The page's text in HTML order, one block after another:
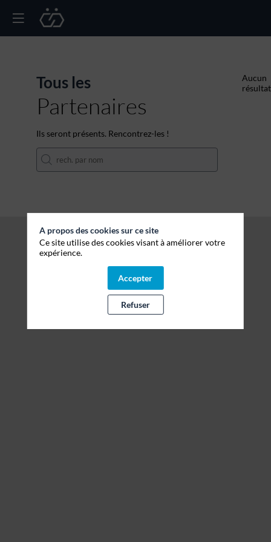
Tous les
Partenaires
Ils seront présents. Rencontrez-les !
Aucun
résultat
A propos des cookies sur ce site
Ce site utilise des cookies visant à améliorer votre
expérience.
Accepter
Refuser